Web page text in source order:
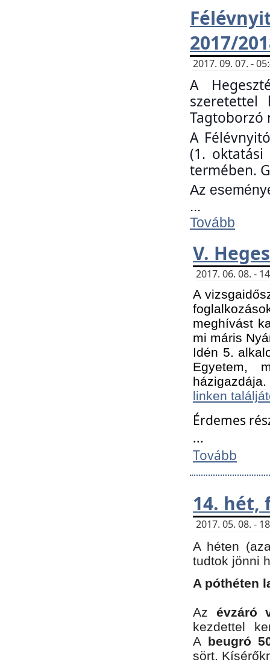
2017/
2017. 09. 07. -
A
Tagtoborzó
A
(1. oktatási
termében.
Az
...
Tovább
V.
2017. 06. 08. -
A
meghívást
mi máris
Idén 5.
Egyetem,
linken
Érdemes
...
Tovább
14. hét,
2017. 05. 08. -
A héten
tudtok jönni
A póthéten
Az évzáró
kezdettel
A beugró
sört.